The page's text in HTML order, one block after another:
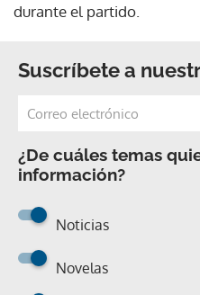
durante el partido.
Suscríbete a
¿De cuáles temas
información?
Noticias
Novelas